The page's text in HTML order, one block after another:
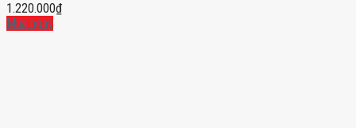
1.220.000₫
Mua ngay